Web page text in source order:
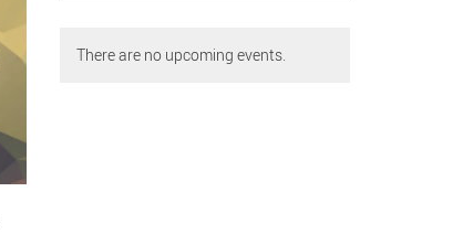
There are no upcoming events.